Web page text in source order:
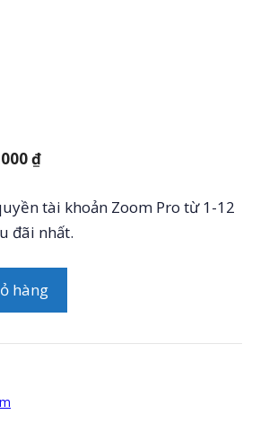
₫.
₫Giá
tại
là:
tài khoản Zoom Pro từ 1-12
đãi nhất.
hàng